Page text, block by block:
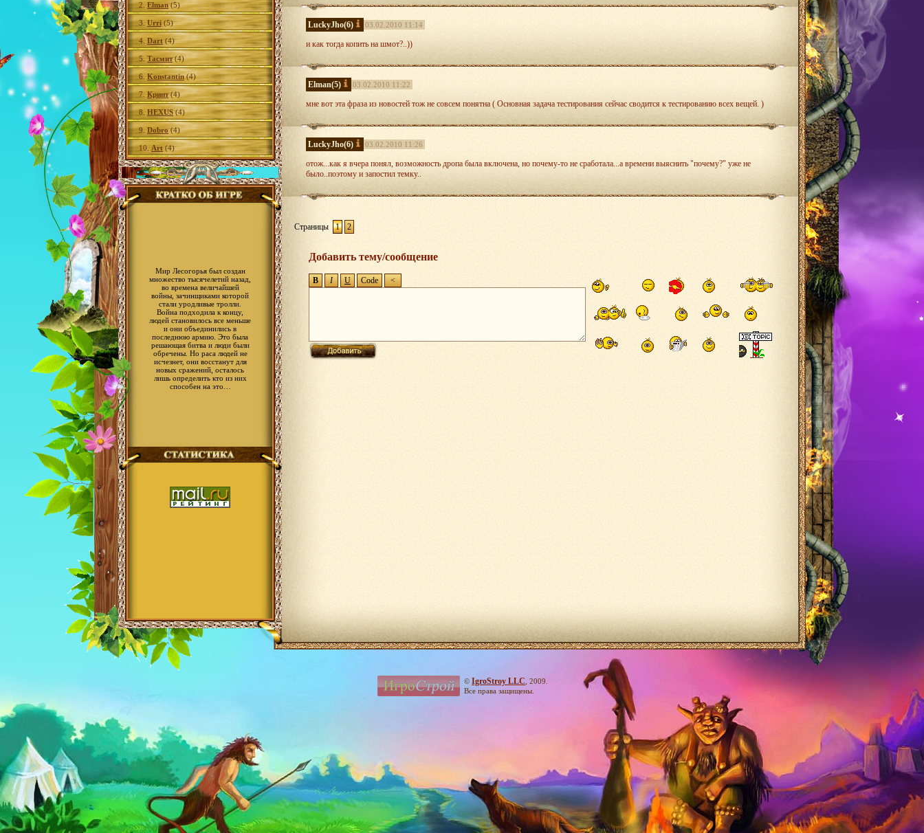
2. Elman(5)
3. Urri (5)
4. Dart (4)
5. Тасмит(4)
6. Konstantin(4)
7. Крипт(4)
8. HEXUS(4)
9. Dobro(4)
10. Art (4)
Мир Лесогорья был создан
множество тысячелетий назад,
во времена величайшей
войны, зачинщиками которой
стали уродливые тролли.
Война подходила к концу,
людей становилось все меньше
и они объединились в
последнюю армию. Это была
решающая битва и люди были
обречены. Но раса людей не
исчезнет, они восстанут для
новых сражений, осталось
лишь определить кто из них
способен на это…
LuckyJho(6) 03.02.2010 11:14
и как тогда копить на шмот?..))
Elman(5) 03.02.2010 11:22
мне вот эта фраза из новостей тож не совсем понятна ( Основная задача тестирования сейчас сводится к тестированию всех вещей. )
LuckyJho(6) 03.02.2010 11:26
отож...как я вчера понял, возможность дропа была включена, но почему-то не сработала...а времени выяснить "почему?" уже не
было..поэтому и запостил темку..
Страницы 1 2
Добавить тему/сообщение
© IgroStroy LLC , 2009.
Все права защищены.